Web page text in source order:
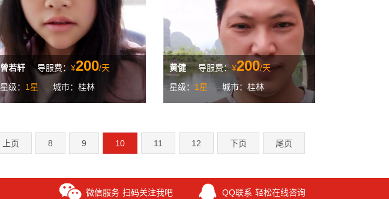
曾若轩 导服费： ¥200/天
星级： 1星 城市：桂林
黄健 导服费：¥200/天
星级： 1星 城市：桂林
上页 8 9 10 11 12 下页 尾页
微信服务 扫码关注我吧 QQ联系 轻松在线咨询